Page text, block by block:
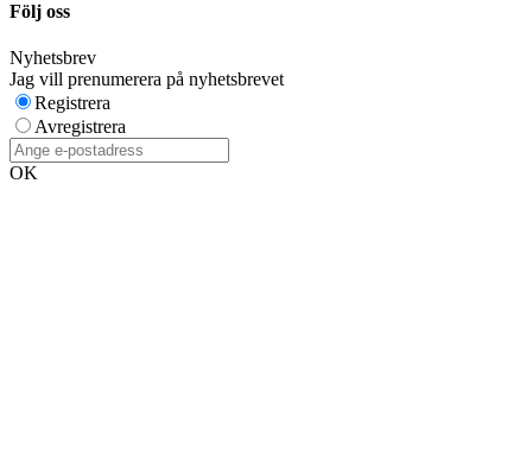
Följ oss
Nyhetsbrev
Jag vill prenumerera på nyhetsbrevet
Registrera
Avregistrera
OK